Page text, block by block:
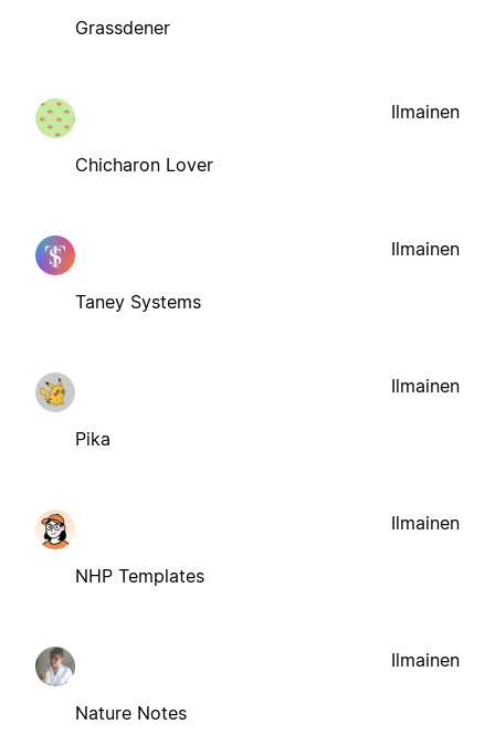
Grassdener
Chicharon Lover
Ilmainen
Taney Systems
Ilmainen
Pika
Ilmainen
NHP Templates
Ilmainen
Nature Notes
Ilmainen